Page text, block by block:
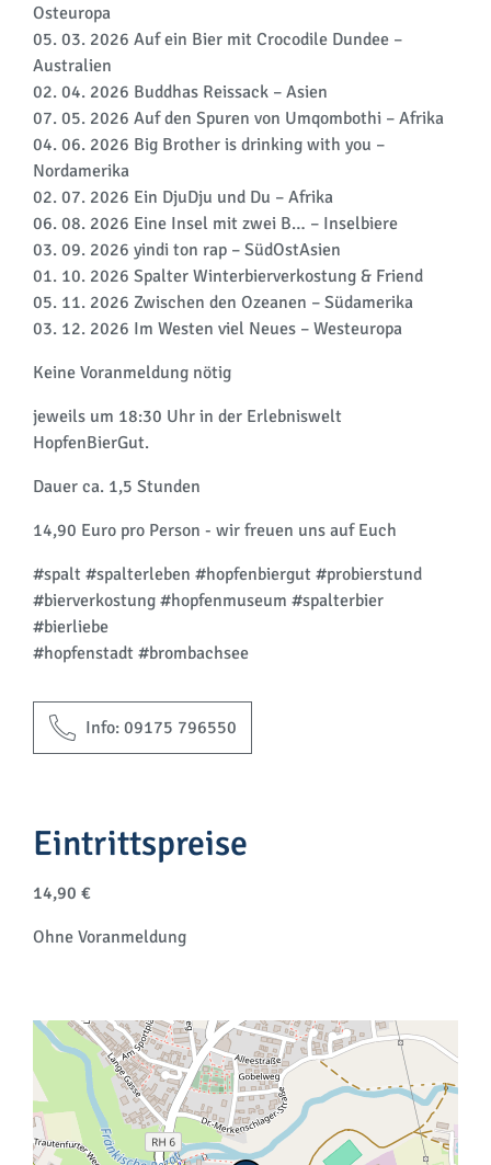
Osteuropa
05. 03. 2026 Auf ein Bier mit Crocodile Dundee –
Australien
02. 04. 2026 Buddhas Reissack – Asien
07. 05. 2026 Auf den Spuren von Umqombothi – Afrika
04. 06. 2026 Big Brother is drinking with you –
Nordamerika
02. 07. 2026 Ein DjuDju und Du – Afrika
06. 08. 2026 Eine Insel mit zwei B… – Inselbiere
03. 09. 2026 yindi ton rap – SüdOstAsien
01. 10. 2026 Spalter Winterbierverkostung & Friend
05. 11. 2026 Zwischen den Ozeanen – Südamerika
03. 12. 2026 Im Westen viel Neues – Westeuropa
Keine Voranmeldung nötig
jeweils um 18:30 Uhr in der Erlebniswelt
HopfenBierGut.
Dauer ca. 1,5 Stunden
14,90 Euro pro Person - wir freuen uns auf Euch
#spalt #spalterleben #hopfenbiergut #probierstund
#bierverkostung #hopfenmuseum #spalterbier
#bierliebe
#hopfenstadt #brombachsee
Info: 09175 796550
Eintrittspreise
14,90 €
Ohne Voranmeldung